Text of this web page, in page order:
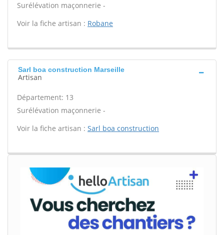
Surélévation maçonnerie -
Voir la fiche artisan : Robane
Sarl boa construction Marseille
Artisan
Département: 13
Surélévation maçonnerie -
Voir la fiche artisan : Sarl boa construction